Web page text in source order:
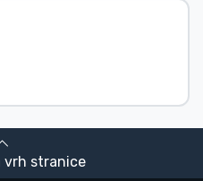
vrh stranice